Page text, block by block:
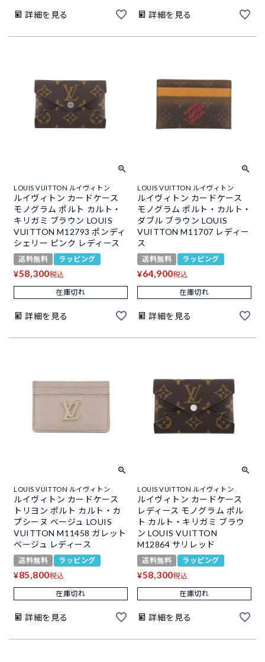
詳細を見る 詳細を見る
LOUIS VUITTON ルイヴィトン
ルイヴィトン カードケース
モノグラム ポルト カルト・
キリガミ ブラウン LOUIS
VUITTON M12793 ポンディ
シェリー ピンク レディース
送料無料 ラッピング
¥58,300税込
在庫切れ
詳細を見る
LOUIS VUITTON ルイヴィトン
ルイヴィトン カードケース
モノグラム ポルト・カルト・
ダブル ブラウン LOUIS
VUITTON M11707 レディー
ス
送料無料 ラッピング
¥64,900税込
在庫切れ
詳細を見る
LOUIS VUITTON ルイヴィトン
ルイヴィトン カードケース
トリヨン ポルト カルト・カ
プシーヌ ベージュ LOUIS
VUITTON M11458 ガレット
ベージュ レディース
送料無料 ラッピング
¥85,800税込
在庫切れ
詳細を見る
LOUIS VUITTON ルイヴィトン
ルイヴィトン カードケース
レディース モノグラム ポル
ト カルト・キリガミ ブラウ
ン LOUIS VUITTON
M12864 サリレッド
送料無料 ラッピング
¥58,300税込
在庫切れ
詳細を見る